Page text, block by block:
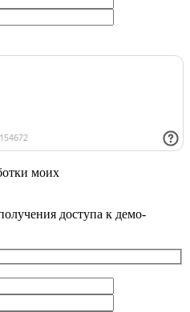
моих
доступа к демо-